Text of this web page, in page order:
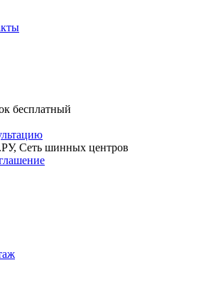
бесплатный
Сеть шинных центров